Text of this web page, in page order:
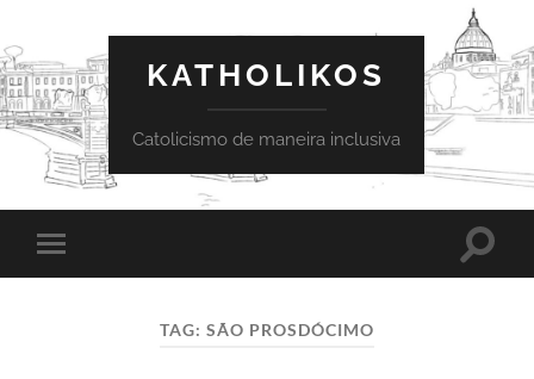
KATHOLIKOS
Catolicismo de maneira inclusiva
Toggle
mobile
Toggle
TAG: SÃO PROSDÓCIMO